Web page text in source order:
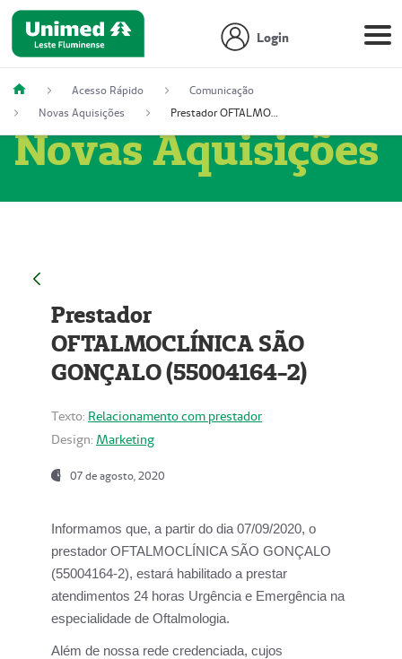
Login
Acesso Rápido
Comunicação
Novas Aquisições
Prestador OFTALMOCLÍNICA SÃO GONÇALO (55004164-2)
Novas Aquisições
Prestador
OFTALMOCLÍNICA SÃO
GONÇALO (55004164-2)
Texto: Relacionamento com prestador
Design: Marketing
07 de agosto, 2020
Informamos que, a partir do dia 07/09/2020, o
prestador OFTALMOCLÍNICA SÃO GONÇALO
(55004164-2), estará habilitado a prestar
atendimentos 24 horas Urgência e Emergência na
especialidade de Oftalmologia.
Além de nossa rede credenciada, cujos